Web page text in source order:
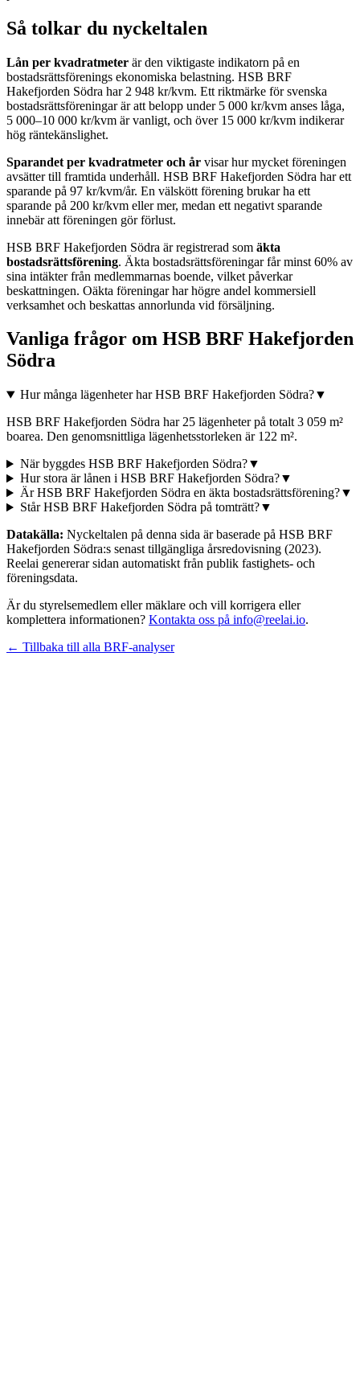
Så tolkar du nyckeltalen
Lån per kvadratmeter är den viktigaste indikatorn på en
bostadsrättsförenings ekonomiska belastning. HSB BRF
Hakefjorden Södra har 2 948 kr/kvm. Ett riktmärke för svenska
bostadsrättsföreningar är att belopp under 5 000 kr/kvm anses låga,
5 000–10 000 kr/kvm är vanligt, och över 15 000 kr/kvm indikerar
hög räntekänslighet.
Sparandet per kvadratmeter och år visar hur mycket föreningen
avsätter till framtida underhåll. HSB BRF Hakefjorden Södra har ett
sparande på 97 kr/kvm/år. En välskött förening brukar ha ett
sparande på 200 kr/kvm eller mer, medan ett negativt sparande
innebär att föreningen gör förlust.
HSB BRF Hakefjorden Södra är registrerad som äkta
bostadsrättsförening. Äkta bostadsrättsföreningar får minst 60% av
sina intäkter från medlemmarnas boende, vilket påverkar
beskattningen. Oäkta föreningar har högre andel kommersiell
verksamhet och beskattas annorlunda vid försäljning.
Vanliga frågor om HSB BRF Hakefjorden
Södra
Hur många lägenheter har HSB BRF Hakefjorden Södra?▼
HSB BRF Hakefjorden Södra har 25 lägenheter på totalt 3 059 m²
boarea. Den genomsnittliga lägenhetsstorleken är 122 m².
När byggdes HSB BRF Hakefjorden Södra?▼
Hur stora är lånen i HSB BRF Hakefjorden Södra?▼
Är HSB BRF Hakefjorden Södra en äkta bostadsrättsförening?▼
Står HSB BRF Hakefjorden Södra på tomträtt?▼
Datakälla: Nyckeltalen på denna sida är baserade på HSB BRF
Hakefjorden Södra:s senast tillgängliga årsredovisning (2023).
Reelai genererar sidan automatiskt från publik fastighets- och
föreningsdata.
Är du styrelsemedlem eller mäklare och vill korrigera eller
komplettera informationen? Kontakta oss på info@reelai.io.
← Tillbaka till alla BRF-analyser